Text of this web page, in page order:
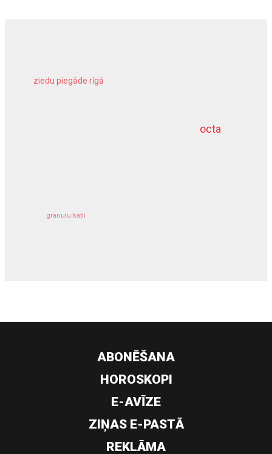
octa
ziedu piegāde rīgā
granulu katli
dziļurbums
ABONĒŠANA
HOROSKOPI
E-AVĪZE
ZIŅAS E-PASTĀ
REKLĀMA